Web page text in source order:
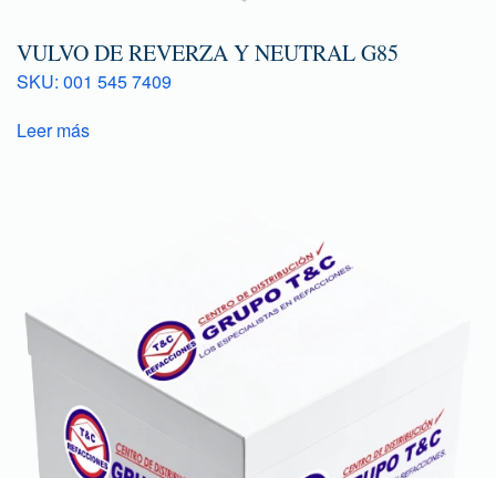
VULVO DE REVERZA Y NEUTRAL G85
SKU: 001 545 7409
Leer más